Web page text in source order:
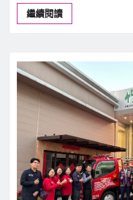
繼續閱讀